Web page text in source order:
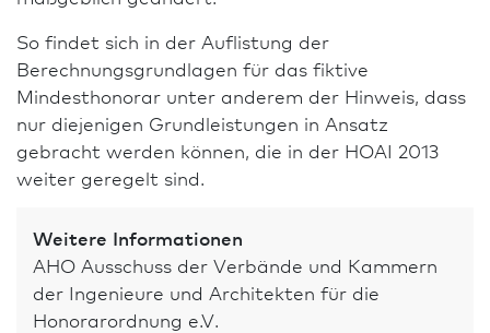
Abgrenzung der erbrachten und nicht erbrachten
Leistungen, mit ihren Folgen für die
Rechnungsstellung und damit
zusammenhängenden, umsatzsteuerlichen
Auswirkungen, empfiehlt sich zudem eine
Rücksprache mit einem Steuerberater.
Auch sollte immer eine Abstimmung mit der
So findet sich in der Auflistung der
Berechnungsgrundlagen für das fiktive
Mindesthonorar unter anderem der Hinweis, dass
nur diejenigen Grundleistungen in Ansatz
gebracht werden können, die in der HOAI 2013
weiter geregelt sind.
Weitere In­for­ma­tio­nen
AHO Ausschuss der Ver­bände und Kammern
der Ingenieure und Architekten für die
Honorarordnung e.V.